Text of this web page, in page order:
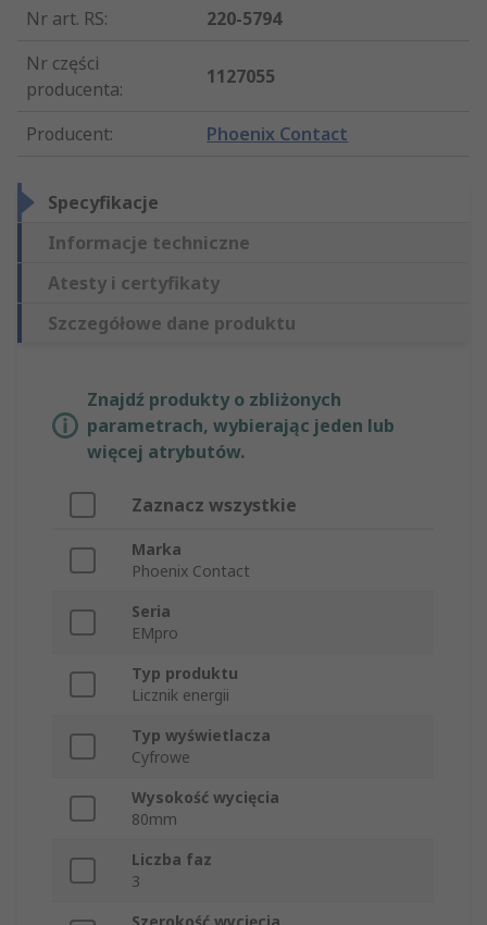
Nr art. RS:
220-5794
Nr części
producenta:
1127055
Producent: Phoenix Contact
Specyfikacje
Informacje techniczne
Atesty i certyfikaty
Szczegółowe dane produktu
Znajdź produkty o zbliżonych
parametrach, wybierając jeden lub
więcej atrybutów.
Zaznacz wszystkie
Marka
Phoenix Contact
Seria
EMpro
Typ produktu
Licznik energii
Typ wyświetlacza
Cyfrowe
Wysokość wycięcia
80mm
Liczba faz
3